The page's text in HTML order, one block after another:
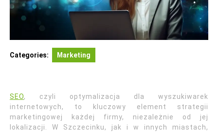
Categories: Marketing
SEO, czyli optymalizacja dla wyszukiwarek
internetowych, to kluczowy element strategii
marketingowej każdej firmy, niezależnie od jej
lokalizacji. W Szczecinku, jak i w innych miastach,